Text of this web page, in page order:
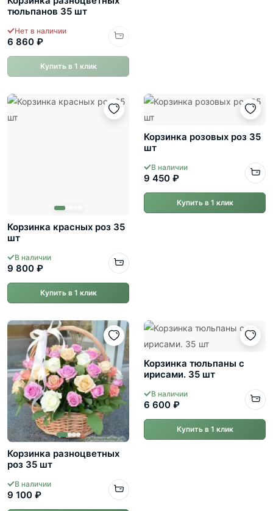
тюльпанов 35 шт
Нет в наличии
6 860 ₽
Купить в 1 клик
Корзинка красных роз 35
шт
В наличии
9 800 ₽
Купить в 1 клик
Корзинка розовых роз 35
шт
В наличии
9 450 ₽
Купить в 1 клик
Корзинка разноцветных
роз 35 шт
В наличии
9 100 ₽
Корзинка тюльпаны с
ирисами. 35 шт
В наличии
6 600 ₽
Купить в 1 клик